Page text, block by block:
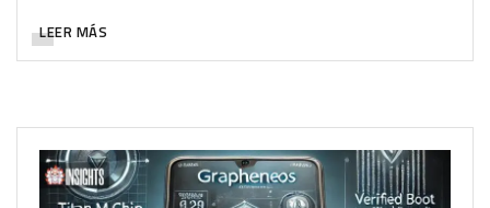
LEER MÁS